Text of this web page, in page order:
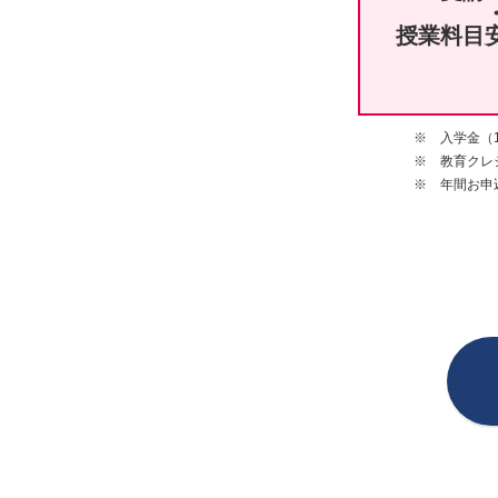
授業料目
※ 入学金（
※ 教育クレ
※ 年間お申